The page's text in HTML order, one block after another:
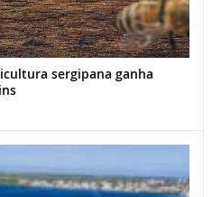
sergipana ganha